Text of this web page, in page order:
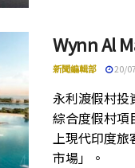
Wynn Al
新聞編輯部 20/
永利渡假村投
綜合度假村項
上現代印度
市場」。